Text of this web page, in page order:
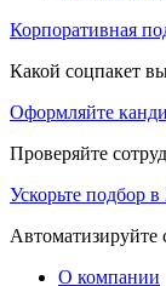
Корпоративная
Какой соцпакет
Оформляйте
Проверяйте
Ускорьте подбор в
Автоматизируйте
О компании